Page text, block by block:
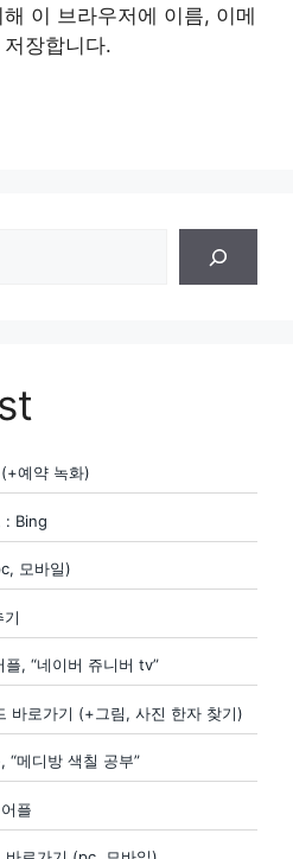
이 브라우저에 이름, 이메
장합니다.
예약 녹화)
: Bing
모바일)
, “네이버 쥬니버 tv”
바로가기 (+그림, 사진 한자 찾기)
“메디방 색칠 공부”
플